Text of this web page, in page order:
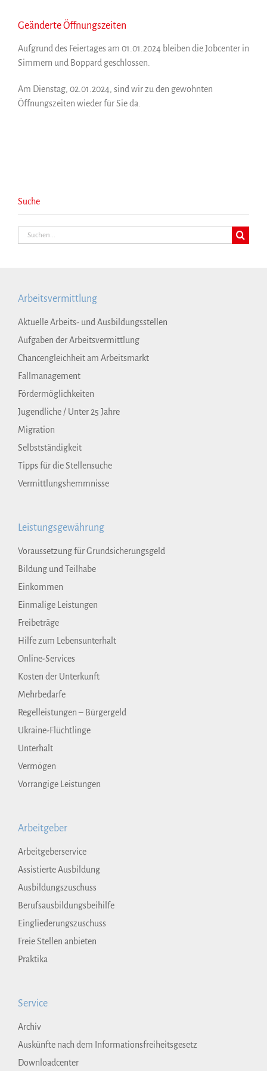
Geänderte Öffnungszeiten
Aufgrund des Feiertages am 01.01.2024 bleiben die Jobcenter in
Simmern und Boppard geschlossen.
Am Dienstag, 02.01.2024, sind wir zu den gewohnten
Öffnungszeiten wieder für Sie da.
Suche
Suche
Arbeitsvermittlung
Aktuelle Arbeits- und Ausbildungsstellen
Aufgaben der Arbeitsvermittlung
Chancengleichheit am Arbeitsmarkt
Fallmanagement
Fördermöglichkeiten
Jugendliche / Unter 25 Jahre
Migration
Selbstständigkeit
Tipps für die Stellensuche
Vermittlungshemmnisse
Leistungsgewährung
Voraussetzung für Grundsicherungsgeld
Bildung und Teilhabe
Einkommen
Einmalige Leistungen
Freibeträge
Hilfe zum Lebensunterhalt
Online-Services
Kosten der Unterkunft
Mehrbedarfe
Regelleistungen – Bürgergeld
Ukraine-Flüchtlinge
Unterhalt
Vermögen
Vorrangige Leistungen
Arbeitgeber
Arbeitgeberservice
Assistierte Ausbildung
Ausbildungszuschuss
Berufsausbildungsbeihilfe
Eingliederungszuschuss
Freie Stellen anbieten
Praktika
Service
Archiv
Auskünfte nach dem Informationsfreiheitsgesetz
Downloadcenter